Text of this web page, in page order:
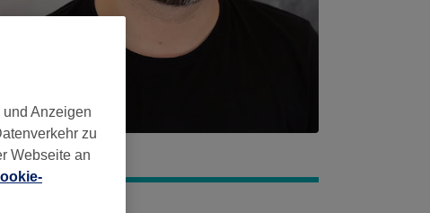
Anzeigen
zu
Webseite an